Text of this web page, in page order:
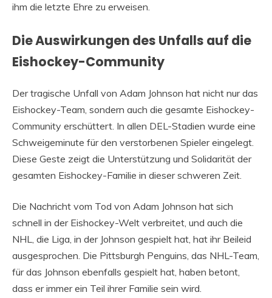
ihm die letzte Ehre zu erweisen.
Die Auswirkungen des Unfalls auf die
Eishockey-Community
Der tragische Unfall von Adam Johnson hat nicht nur das
Eishockey-Team, sondern auch die gesamte Eishockey-
Community erschüttert. In allen DEL-Stadien wurde eine
Schweigeminute für den verstorbenen Spieler eingelegt.
Diese Geste zeigt die Unterstützung und Solidarität der
gesamten Eishockey-Familie in dieser schweren Zeit.
Die Nachricht vom Tod von Adam Johnson hat sich
schnell in der Eishockey-Welt verbreitet, und auch die
NHL, die Liga, in der Johnson gespielt hat, hat ihr Beileid
ausgesprochen. Die Pittsburgh Penguins, das NHL-Team,
für das Johnson ebenfalls gespielt hat, haben betont,
dass er immer ein Teil ihrer Familie sein wird.